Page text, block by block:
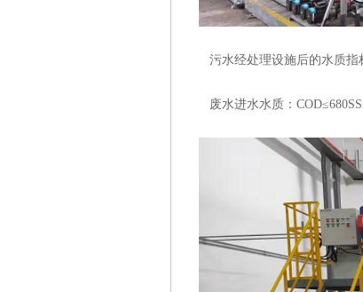
污水经处理设施后的水质指
废水进水水质：